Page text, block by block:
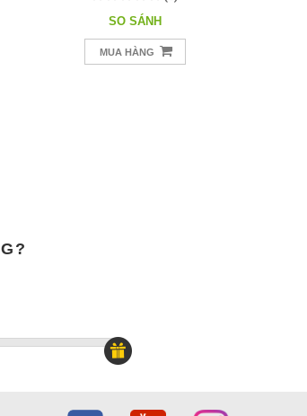
SO SÁNH
MUA HÀNG